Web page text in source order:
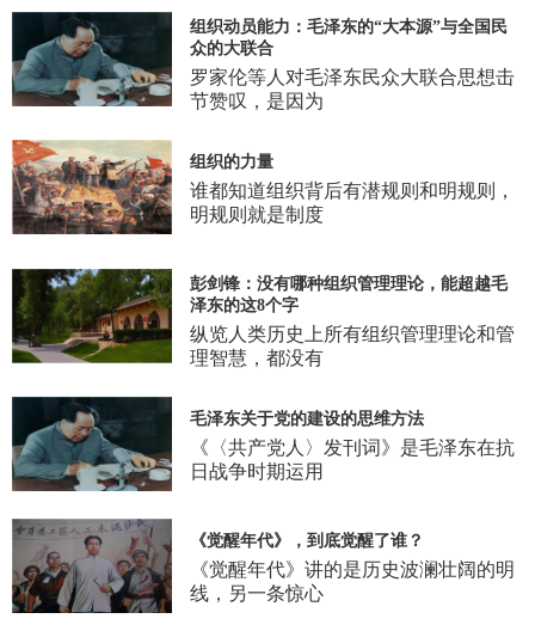
组织动员能力：毛泽东的“大本源”与全国民
众的大联合
罗家伦等人对毛泽东民众大联合思想击
节赞叹，是因为
组织的力量
谁都知道组织背后有潜规则和明规则，
明规则就是制度
彭剑锋：没有哪种组织管理理论，能超越毛
泽东的这8个字
纵览人类历史上所有组织管理理论和管
理智慧，都没有
毛泽东关于党的建设的思维方法
《〈共产党人〉发刊词》是毛泽东在抗
日战争时期运用
《觉醒年代》，到底觉醒了谁？
《觉醒年代》讲的是历史波澜壮阔的明
线，另一条惊心